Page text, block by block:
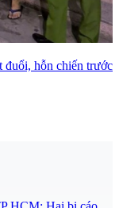
đuổi, hỗn chiến trước